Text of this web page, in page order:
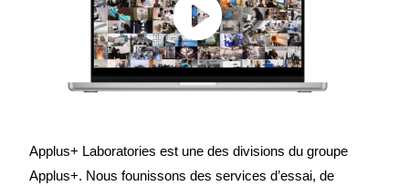
Applus+ Laboratories est une des divisions du groupe
Applus+. Nous founissons des services d’essai, de